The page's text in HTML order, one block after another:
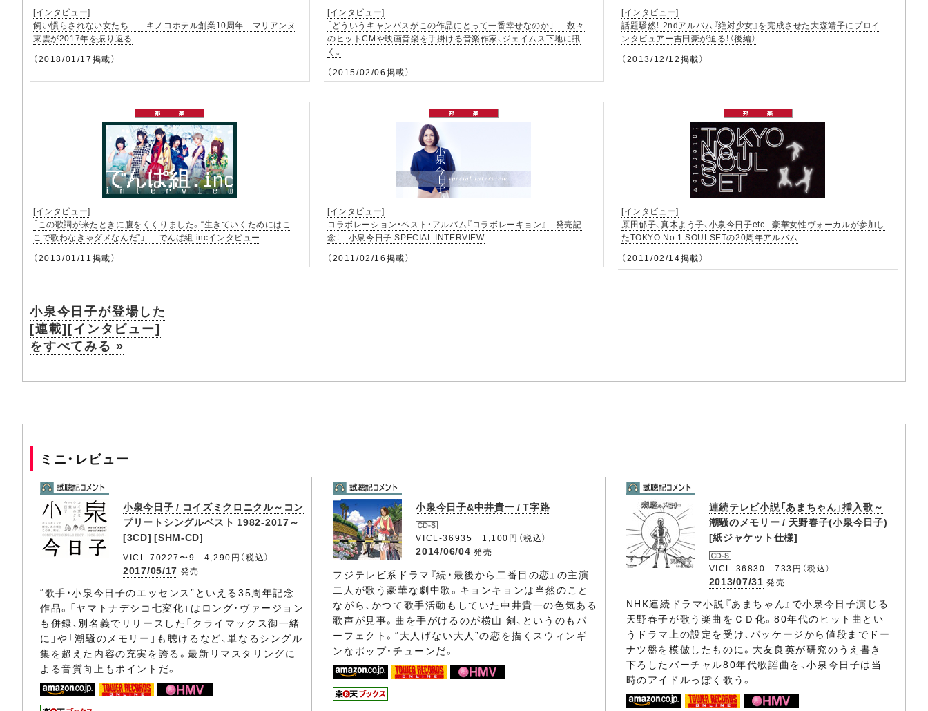
[インタビュー]
飼い慣らされない女たち――キノコホテル創業10周年 マリアンヌ
東雲が2017年を振り返る
（2018/01/17掲載）
[インタビュー]
「どういうキャンバスがこの作品にとって一番幸せなのか」──数々
のヒットCMや映画音楽を手掛ける音楽作家、ジェイムス下地に訊
く。
（2015/02/06掲載）
[インタビュー]
話題騒然！ 2ndアルバム『絶対少女』を完成させた大森靖子にプロイ
ンタビュアー吉田豪が迫る！（後編）
（2013/12/12掲載）
[インタビュー]
「この歌詞が来たときに腹をくくりました。“生きていくためにはこ
こで歌わなきゃダメなんだ”」──でんぱ組.incインタビュー
（2013/01/11掲載）
[インタビュー]
コラボレーション・ベスト・アルバム『コラボレーキョン』 発売記
念！ 小泉今日子 SPECIAL INTERVIEW
（2011/02/16掲載）
[インタビュー]
原田郁子、真木よう子、小泉今日子etc...豪華女性ヴォーカルが参加し
たTOKYO No.1 SOULSETの20周年アルバム
（2011/02/14掲載）
小泉今日子が登場した
[連載][インタビュー]
をすべてみる »
ミニ・レビュー
小泉今日子 / コイズミクロニクル～コン
プリートシングルベスト 1982-2017～
[3CD] [SHM-CD]
VICL-70227〜9 4,290円（税込）
2017/05/17 発売
“歌手・小泉今日子のエッセンス”といえる35周年記念
作品。「ヤマトナデシコ七変化」はロング・ヴァージョン
も併録、別名義でリリースした「クライマックス御一緒
に」や「潮騒のメモリー」も聴けるなど、単なるシングル
集を超えた内容の充実を誇る。最新リマスタリングに
よる音質向上もポイントだ。
小泉今日子&中井貴一 / T字路
VICL-36935 1,100円（税込）
2014/06/04 発売
フジテレビ系ドラマ『続・最後から二番目の恋』の主演
二人が歌う豪華な劇中歌。キョンキョンは当然のこと
ながら、かつて歌手活動もしていた中井貴一の色気ある
歌声が見事。曲を手がけるのが横山 剣、というのもパ
ーフェクト。“大人げない大人”の恋を描くスウィンギ
ンなポップ・チューンだ。
連続テレビ小説「あまちゃん」挿入歌～
潮騒のメモリー / 天野春子(小泉今日子)
[紙ジャケット仕様]
VICL-36830 733円（税込）
2013/07/31 発売
NHK連続ドラマ小説『あまちゃん』で小泉今日子演じる
天野春子が歌う楽曲をＣＤ化。80年代のヒット曲とい
うドラマ上の設定を受け、パッケージから値段までドー
ナツ盤を模倣したものに。大友良英が研究のうえ書き
下ろしたバーチャル80年代歌謡曲を、小泉今日子は当
時のアイドルっぽく歌う。